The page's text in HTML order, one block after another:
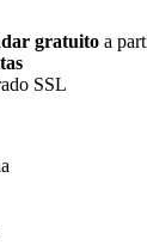
gratuito a
SSL